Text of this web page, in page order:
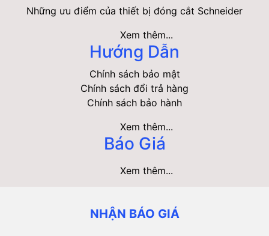
Những ưu điểm của thiết bị đóng cắt Schneider
Xem thêm...
Hướng Dẫn
Chính sách bảo mật
Chính sách đổi trả hàng
Chính sách bảo hành
Xem thêm...
Báo Giá
Xem thêm...
NHẬN BÁO GIÁ